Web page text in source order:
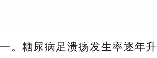
。糖尿病足溃疡发生率逐年升